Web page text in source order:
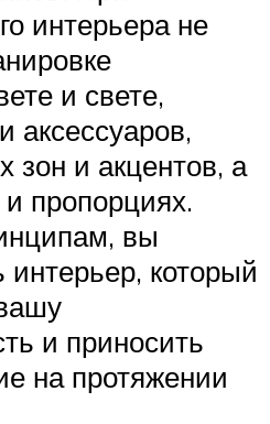
интерьера не
и свете,
аксессуаров,
зон и акцентов, а
пропорциях.
вы
интерьер, который
и приносить
на протяжении